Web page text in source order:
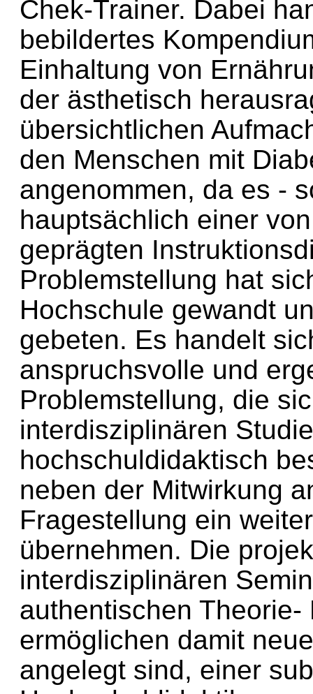
Chek-Trainer. Dabei
bebildertes
Einhaltung von
der ästhetisch
übersichtlichen
den Menschen mit
angenommen, da es -
hauptsächlich einer
geprägten
Problemstellung hat
Hochschule gewandt
gebeten. Es handelt
anspruchsvolle und
Problemstellung, die
interdisziplinären
hochschuldidaktisch
neben der Mitwirkung
Fragestellung ein
übernehmen. Die
interdisziplinären
authentischen
ermöglichen damit
angelegt sind, einer